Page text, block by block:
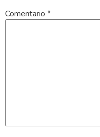
Comentario *